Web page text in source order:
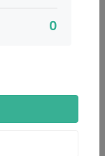
-
0